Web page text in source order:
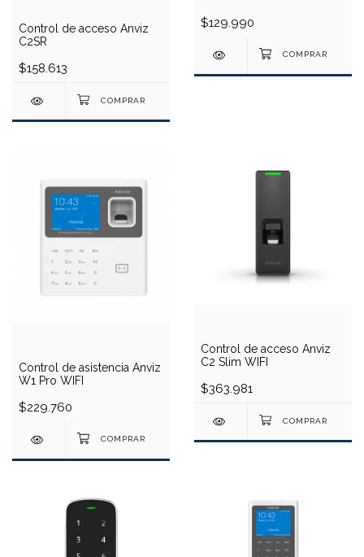
Control de acceso Anviz
C2SR
$158.613
$129.990
Control de asistencia Anviz
W1 Pro WIFI
$229.760
Control de acceso Anviz
C2 Slim WIFI
$363.981